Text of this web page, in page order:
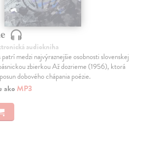
audiokniha
medzi najvýraznejšie osobnosti slovenskej
zbierkou Až dozrieme (1956), ktorá
dobového chápania poézie.
ako MP3